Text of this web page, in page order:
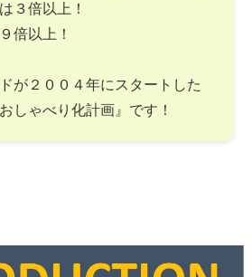
３倍以上！
倍以上！
が２００４年にスタートした
しゃべり化計画』です！